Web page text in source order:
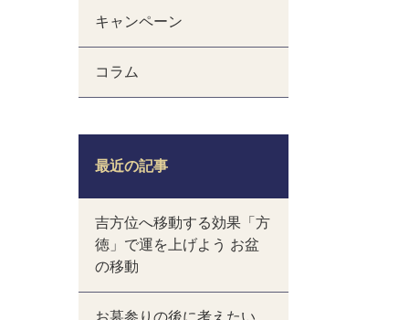
キャンペーン
コラム
最近の記事
吉方位へ移動する効果「方
徳」で運を上げよう お盆
の移動
お墓参りの後に考えたい、